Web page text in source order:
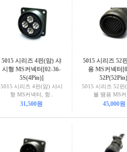
5015 시리즈 4핀(암) 샤
시형 MS커넥터[02-36-
5S(4Pin)]
5015 시리즈 4핀(암) 샤시
형 MS커넥터, 항..
31,500원
5015 시리즈 52
용 MS커넥터
5015 시리즈 52핀
블 땜용 MS
45,000원